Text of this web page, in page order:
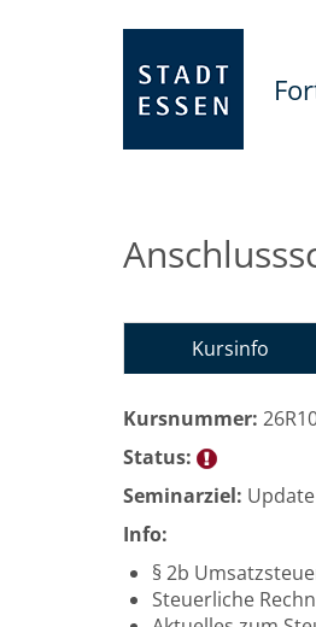
Kursinfo
Kursnummer:
Status:
Seminarziel:
Info:
§ 2b
Steuerliche